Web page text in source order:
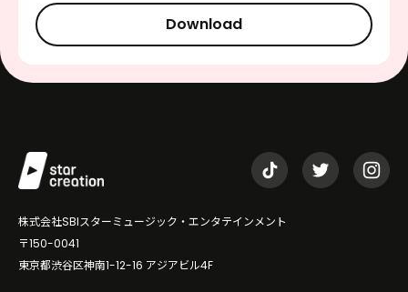
Download
株式会社SBIスターミュージック・エンタテインメント
〒150-0041
東京都渋谷区神南1-12-16 アジアビル4F